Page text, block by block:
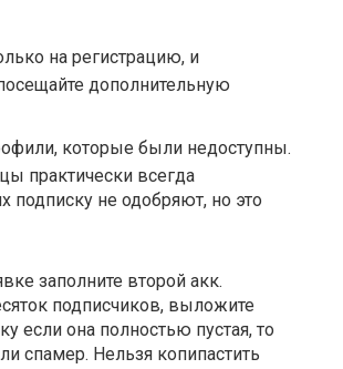
на регистрацию, и
дополнительную
которые были недоступны.
практически всегда
подписку не одобряют, но это
заполните второй акк.
подписчиков, выложите
если она полностью пустая, то
спамер. Нельзя копипастить